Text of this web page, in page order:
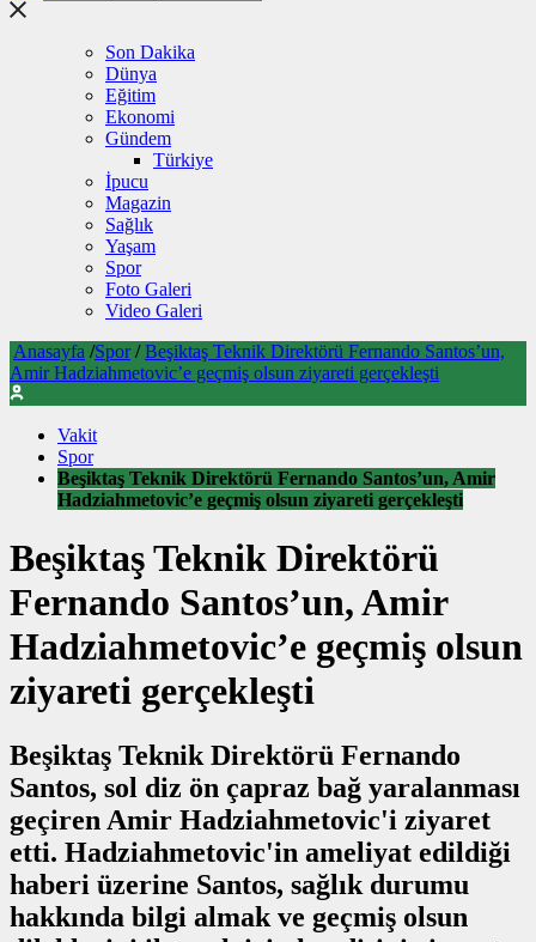
Son Dakika
Dünya
Eğitim
Ekonomi
Gündem
Türkiye
İpucu
Magazin
Sağlık
Yaşam
Spor
Foto Galeri
Video Galeri
Anasayfa /Spor / Beşiktaş Teknik Direktörü Fernando Santos’un,
Amir Hadziahmetovic’e geçmiş olsun ziyareti gerçekleşti
Vakit
Spor
Beşiktaş Teknik Direktörü Fernando Santos’un, Amir
Hadziahmetovic’e geçmiş olsun ziyareti gerçekleşti
Beşiktaş Teknik Direktörü
Fernando Santos’un, Amir
Hadziahmetovic’e geçmiş olsun
ziyareti gerçekleşti
Beşiktaş Teknik Direktörü Fernando
Santos, sol diz ön çapraz bağ yaralanması
geçiren Amir Hadziahmetovic'i ziyaret
etti. Hadziahmetovic'in ameliyat edildiği
haberi üzerine Santos, sağlık durumu
hakkında bilgi almak ve geçmiş olsun